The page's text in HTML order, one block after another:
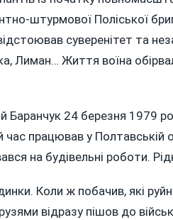
ВІННИЦЯ
ІЗ
ЮРІЄМ
штурмової Поліської
суверенітет та
Лиман… Життя воїна
Баранчук 24 березня 1979
час працював у
на будівельні роботи.
Коли ж побачив, які
відразу пішов до